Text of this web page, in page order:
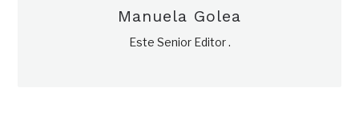
Manuela Golea
Este Senior Editor .